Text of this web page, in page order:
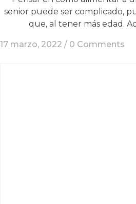
senior puede ser complicado,
que, al tener más edad.
17 marzo, 2022 / 0 Comments